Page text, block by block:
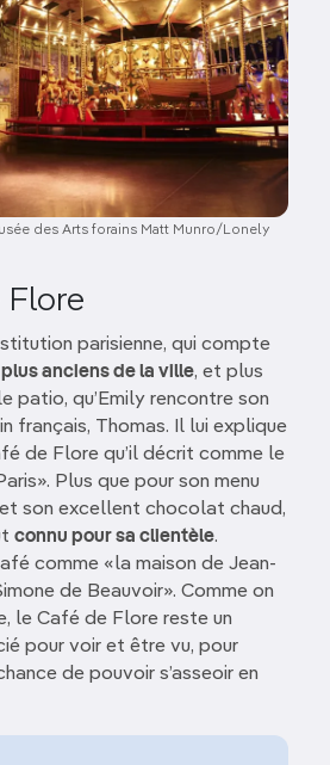
des Arts forains Matt Munro/Lonely
Flore
parisienne, qui compte
anciens de la ville, et plus
patio, qu’Emily rencontre son
français, Thomas. Il lui explique
de Flore qu’il décrit comme le
Plus que pour son menu
son excellent chocolat chaud,
connu pour sa clientèle.
comme «la maison de Jean-
de Beauvoir». Comme on
le Café de Flore reste un
pour voir et être vu, pour
de pouvoir s’asseoir en